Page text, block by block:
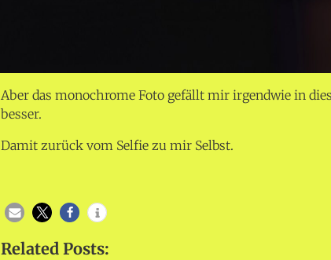
Aber das monochrome Foto gefällt mir irgendwie in
besser.
Damit zurück vom Selfie zu mir Selbst.
Related Posts: